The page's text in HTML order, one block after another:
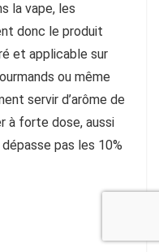
la vape, les
donc le produit
et applicable sur
ou même
servir d’arôme de
à forte dose, aussi
pas les 10%